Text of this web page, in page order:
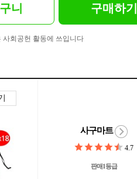
니 구매하기
사회공헌 활동에 쓰입니다
사구마트
4.7
판매1등급